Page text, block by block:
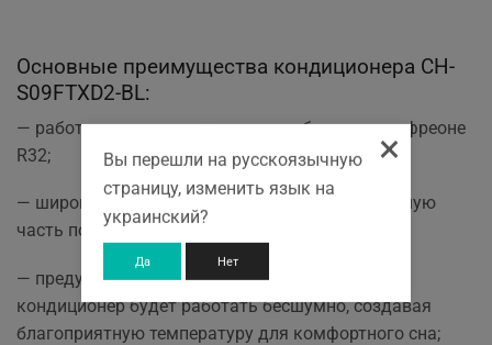
Основные преимущества кондиционера CH-
S09FTXD2-BL:
— работает на экологичном озонобезопасном фреоне
R32;
— широкоугольные жалюзи охватывают большую
часть помещения;
— предусмотрен режим Sleep, при котором
кондиционер будет работать бесшумно, создавая
благоприятную температуру для комфортного сна;
×
Вы перешли на русскоязычную
страницу, изменить язык на
украинский?
Да Нет